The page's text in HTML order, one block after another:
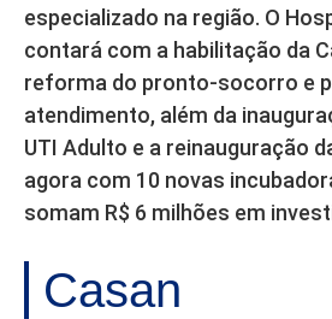
especializado na região. O
contará com a habilitação da
reforma do pronto-socorro e
atendimento, além da
UTI Adulto e a reinauguração
agora com 10 novas
somam R$ 6 milhões em
Casan